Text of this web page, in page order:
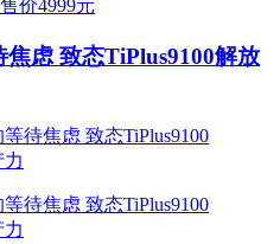
虑 致态TiPlus9100解放